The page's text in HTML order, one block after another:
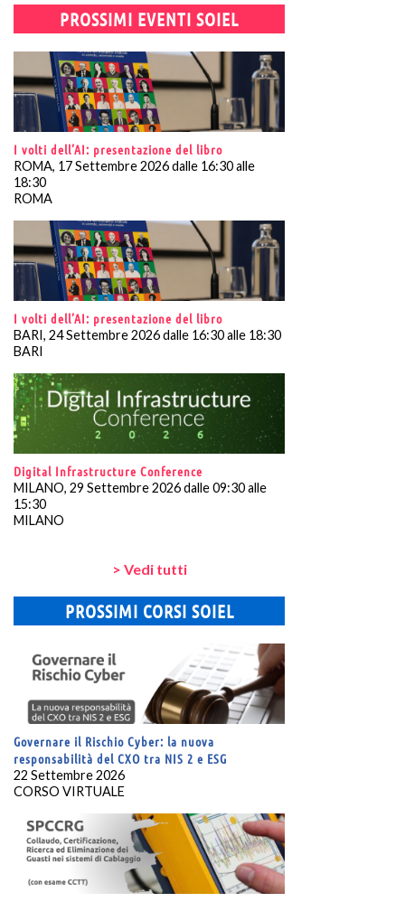
PROSSIMI EVENTI SOIEL
I volti dell’AI: presentazione del libro
ROMA, 17 Settembre 2026 dalle 16:30 alle
18:30
ROMA
I volti dell’AI: presentazione del libro
BARI, 24 Settembre 2026 dalle 16:30 alle 18:30
BARI
Digital Infrastructure Conference
MILANO, 29 Settembre 2026 dalle 09:30 alle
15:30
MILANO
> Vedi tutti
PROSSIMI CORSI SOIEL
Governare il Rischio Cyber: la nuova
responsabilità del CXO tra NIS 2 e ESG
22 Settembre 2026
CORSO VIRTUALE